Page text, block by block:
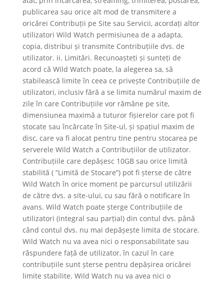
publicarea sau orice alt mod de transmitere a
oricărei Contribuții pe Site sau Servicii, acordați altor
utilizatori Wild Watch permisiunea de a adapta,
copia, distribui și transmite Contribuțiile dvs. de
utilizator. ii. Limitări. Recunoașteți și sunteți de
acord că Wild Watch poate, la alegerea sa, să
stabilească limite în ceea ce privește Contribuțiile de
utilizatori, inclusiv fără a se limita numărul maxim de
zile în care Contribuțiile vor rămâne pe site,
dimensiunea maximă a tuturor fișierelor care pot fi
stocate sau încărcate în Site-ul, și spațiul maxim de
disc, care va fi alocat pentru tine pentru stocarea pe
serverele Wild Watch a Contribuțiilor de utilizator.
Contribuțiile care depășesc 10GB sau orice limită
stabilită ( “Limită de Stocare”) pot fi șterse de către
Wild Watch în orice moment pe parcursul utilizării
de către dvs. a site-ului, cu sau fără o notificare în
avans. Wild Watch poate șterge Contribuțiile de
utilizatori (integral sau parțial) din contul dvs. până
când contul dvs. nu mai depășește limita de stocare.
Wild Watch nu va avea nici o responsabilitate sau
răspundere față de utilizator, în cazul în care
contribuțiile sunt șterse pentru depășirea oricărei
limite stabilite. Wild Watch nu va avea nici o